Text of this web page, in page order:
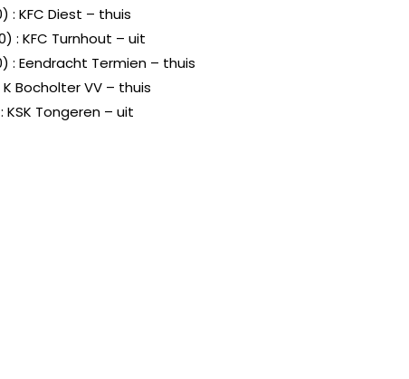
: KFC Diest – thuis
: KFC Turnhout – uit
: Eendracht Termien – thuis
K Bocholter VV – thuis
KSK Tongeren – uit